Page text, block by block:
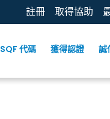
註冊 取得協助
SQF 代碼 獲得認證 誠